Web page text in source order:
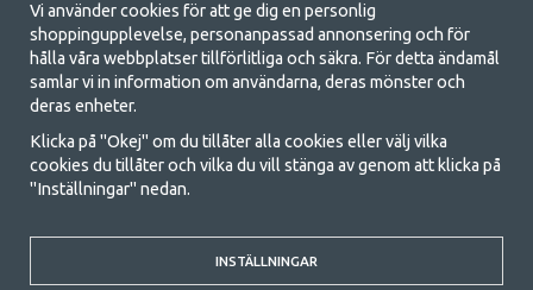
GetCamping.se - Din butik för camping
och uteliv
Att campa kan antingen vara en livsstil eller ett sätt att samla familjen
för ett gemensamt äventyr. Oavsett vilken kategori du tillhör hittar du
med att campa så därför erbjuder vi riktigt bra priser på familjetält,
husvagnstält och all annan utrustning för camping och friluftsliv. Vårt
mål är att i varje priskategori erbjuda den bästa campingutrustningen
Vi använder cookies för att ge dig en personlig
shoppingupplevelse, personanpassad annonsering och för
hålla våra webbplatser tillförlitliga och säkra. För detta ändamål
samlar vi in information om användarna, deras mönster och
deras enheter.
Klicka på "Okej" om du tillåter alla cookies eller välj vilka
cookies du tillåter och vilka du vill stänga av genom att klicka på
"Inställningar" nedan.
INSTÄLLNINGAR